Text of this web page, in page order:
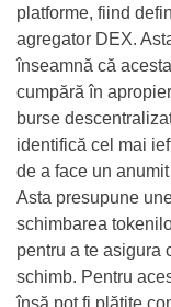
platforme, fiind
agregator DEX.
înseamnă că acesta
cumpără în
burse
identifică cel mai
de a face un
Asta presupune
schimbarea
pentru a te asigura
schimb. Pentru
însă pot fi plătite